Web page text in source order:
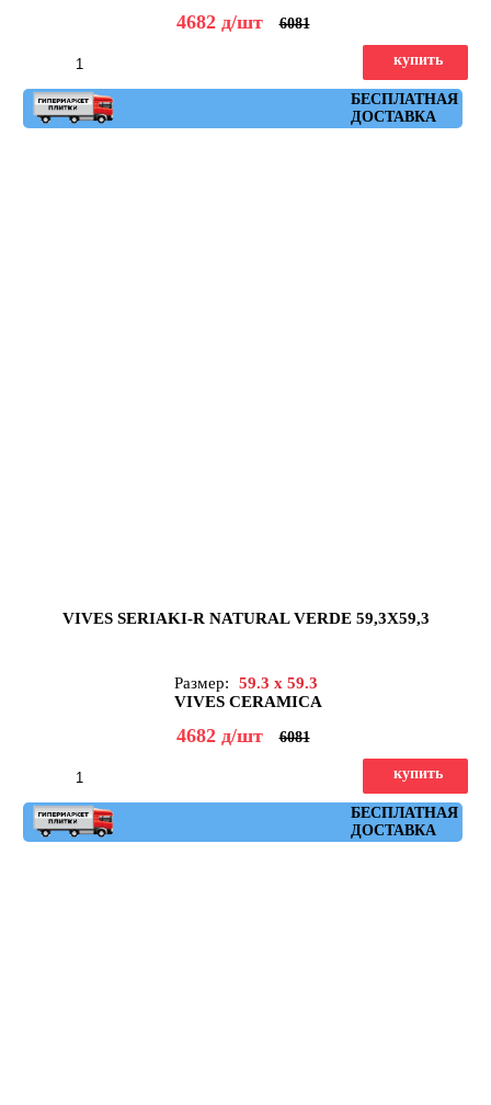
4682 д/шт 6081
БЕСПЛАТНАЯ
ДОСТАВКА
купить
Артикул: seriaki_r_natural_rojo_59,3x59,3
VIVES SERIAKI-R NATURAL VERDE 59,3X59,3
Размер:
59.3 x 59.3
VIVES CERAMICA
4682 д/шт 6081
БЕСПЛАТНАЯ
ДОСТАВКА
купить
Артикул: seriaki_r_natural_verde_59,3x59,3